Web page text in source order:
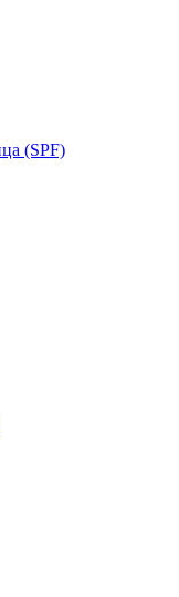
(SPF)